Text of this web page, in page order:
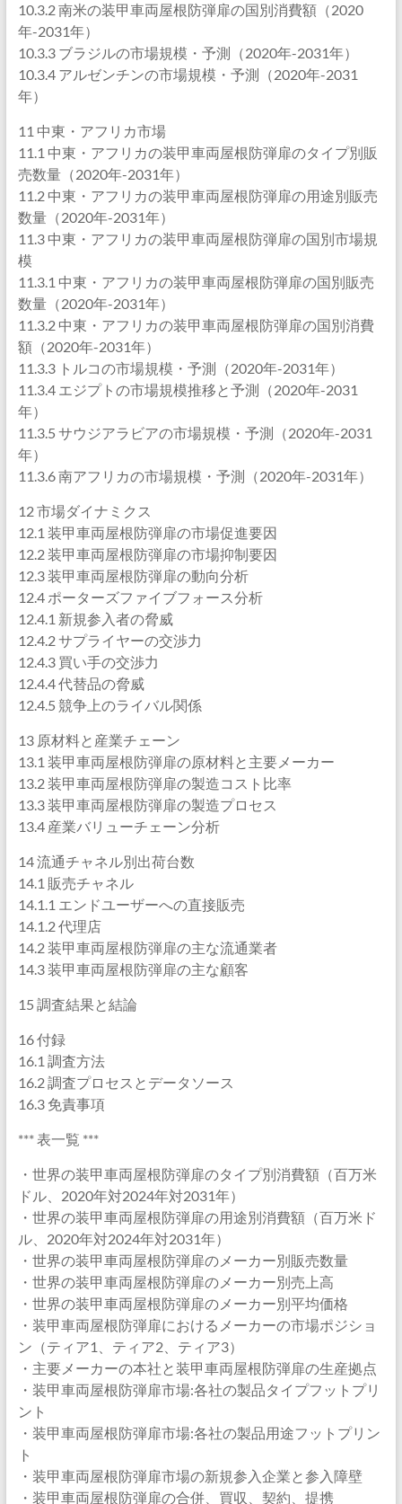
10.3.2 南米の装甲車両屋根防弾扉の国別消費額（2020
年-2031年）
10.3.3 ブラジルの市場規模・予測（2020年-2031年）
10.3.4 アルゼンチンの市場規模・予測（2020年-2031
年）
11 中東・アフリカ市場
11.1 中東・アフリカの装甲車両屋根防弾扉のタイプ別販
売数量（2020年-2031年）
11.2 中東・アフリカの装甲車両屋根防弾扉の用途別販売
数量（2020年-2031年）
11.3 中東・アフリカの装甲車両屋根防弾扉の国別市場規
模
11.3.1 中東・アフリカの装甲車両屋根防弾扉の国別販売
数量（2020年-2031年）
11.3.2 中東・アフリカの装甲車両屋根防弾扉の国別消費
額（2020年-2031年）
11.3.3 トルコの市場規模・予測（2020年-2031年）
11.3.4 エジプトの市場規模推移と予測（2020年-2031
年）
11.3.5 サウジアラビアの市場規模・予測（2020年-2031
年）
11.3.6 南アフリカの市場規模・予測（2020年-2031年）
12 市場ダイナミクス
12.1 装甲車両屋根防弾扉の市場促進要因
12.2 装甲車両屋根防弾扉の市場抑制要因
12.3 装甲車両屋根防弾扉の動向分析
12.4 ポーターズファイブフォース分析
12.4.1 新規参入者の脅威
12.4.2 サプライヤーの交渉力
12.4.3 買い手の交渉力
12.4.4 代替品の脅威
12.4.5 競争上のライバル関係
13 原材料と産業チェーン
13.1 装甲車両屋根防弾扉の原材料と主要メーカー
13.2 装甲車両屋根防弾扉の製造コスト比率
13.3 装甲車両屋根防弾扉の製造プロセス
13.4 産業バリューチェーン分析
14 流通チャネル別出荷台数
14.1 販売チャネル
14.1.1 エンドユーザーへの直接販売
14.1.2 代理店
14.2 装甲車両屋根防弾扉の主な流通業者
14.3 装甲車両屋根防弾扉の主な顧客
15 調査結果と結論
16 付録
16.1 調査方法
16.2 調査プロセスとデータソース
16.3 免責事項
*** 表一覧 ***
・世界の装甲車両屋根防弾扉のタイプ別消費額（百万米
ドル、2020年対2024年対2031年）
・世界の装甲車両屋根防弾扉の用途別消費額（百万米ド
ル、2020年対2024年対2031年）
・世界の装甲車両屋根防弾扉のメーカー別販売数量
・世界の装甲車両屋根防弾扉のメーカー別売上高
・世界の装甲車両屋根防弾扉のメーカー別平均価格
・装甲車両屋根防弾扉におけるメーカーの市場ポジショ
ン（ティア1、ティア2、ティア3）
・主要メーカーの本社と装甲車両屋根防弾扉の生産拠点
・装甲車両屋根防弾扉市場:各社の製品タイプフットプリ
ント
・装甲車両屋根防弾扉市場:各社の製品用途フットプリン
ト
・装甲車両屋根防弾扉市場の新規参入企業と参入障壁
・装甲車両屋根防弾扉の合併、買収、契約、提携